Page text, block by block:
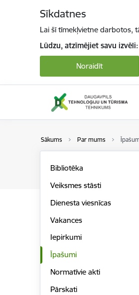
Sīkdatnes
Lai šī tīmekļvietne darbotos,
Lūdzu, atzīmējiet savu izvēli:
Noraidīt
Sākums Par mums
Bibliotēka
Veiksmes stāsti
Dienesta viesnīcas
Vakances
Iepirkumi
Īpašumi
Normatīvie akti
Pārskati